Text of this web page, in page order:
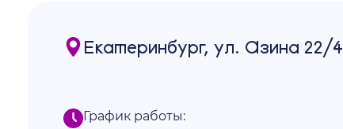
Екатеринбург, ул. Азина 22/4
График работы: